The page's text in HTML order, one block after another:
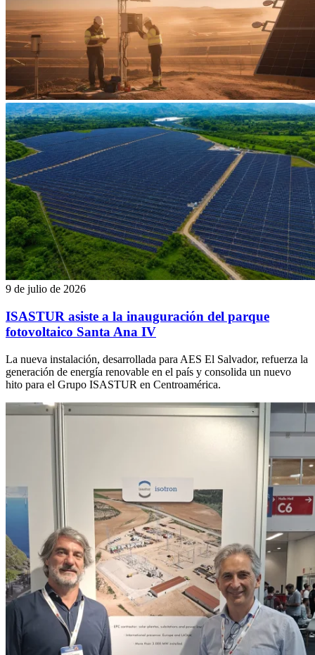
9 de julio de 2026
ISASTUR asiste a la inauguración del parque
fotovoltaico Santa Ana IV
La nueva instalación, desarrollada para AES El Salvador, refuerza la
generación de energía renovable en el país y consolida un nuevo
hito para el Grupo ISASTUR en Centroamérica.